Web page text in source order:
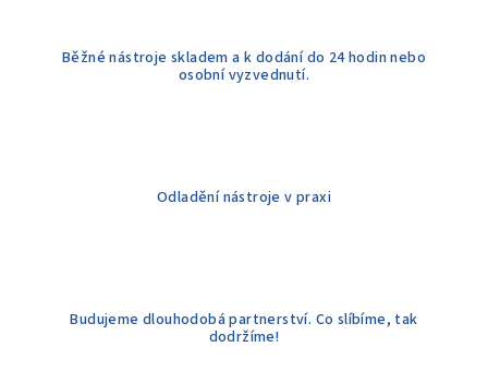
Běžné nástroje skladem a k dodání do 24 hodin nebo
osobní vyzvednutí.
Odladění nástroje v praxi
Budujeme dlouhodobá partnerství. Co slíbíme, tak
dodržíme!